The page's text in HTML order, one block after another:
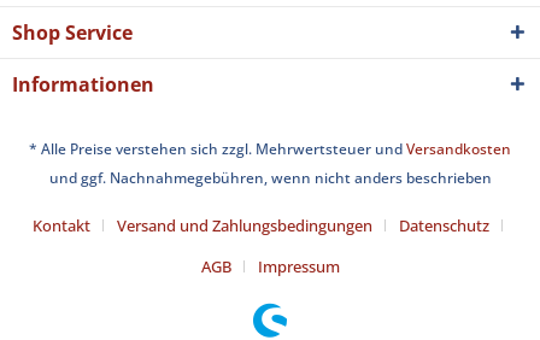
Shop Service
Informationen
* Alle Preise verstehen sich zzgl. Mehrwertsteuer undVersandkosten
und ggf. Nachnahmegebühren, wenn nicht anders beschrieben
Kontakt Versand und Zahlungsbedingungen
Datenschutz
AGB
Impressum